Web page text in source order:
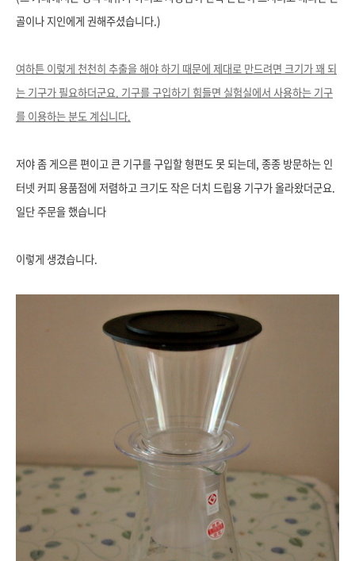
골이나 지인에게 권해주셨습니다.)
여하튼 이렇게 천천히 추출을 해야 하기 때문에 제대로 만드려면 크기가 꽤 되
는 기구가 필요하더군요. 기구를 구입하기 힘들면 실험실에서 사용하는 기구
를 이용하는 분도 계십니다.
저야 좀 게으른 편이고 큰 기구를 구입할 형편도 못 되는데, 종종 방문하는 인
터넷 커피 용품점에 저렴하고 크기도 작은 더치 드립용 기구가 올라왔더군요.
일단 주문을 했습니다
이렇게 생겼습니다.